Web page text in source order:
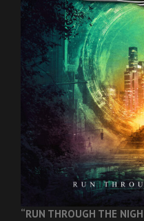
“RUN THROUGH THE